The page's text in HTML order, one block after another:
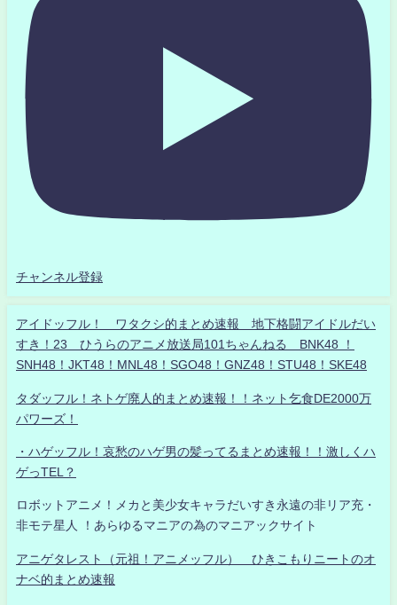
チャンネル登録
アイドッフル！ ワタクシ的まとめ速報 地下格闘アイドルだい
すき！23 ひうらのアニメ放送局101ちゃんねる BNK48 ！
SNH48！JKT48！MNL48！SGO48！GNZ48！STU48！SKE48
タダッフル！ネトゲ廃人的まとめ速報！！ネット乞食DE2000万
パワーズ！
・ハゲッフル！哀愁のハゲ男の髪ってるまとめ速報！！激しくハ
ゲっTEL？
ロボットアニメ！メカと美少女キャラだいすき永遠の非リア充・
非モテ星人 ！あらゆるマニアの為のマニアックサイト
アニゲタレスト（元祖！アニメッフル） ひきこもりニートのオ
ナベ的まとめ速報